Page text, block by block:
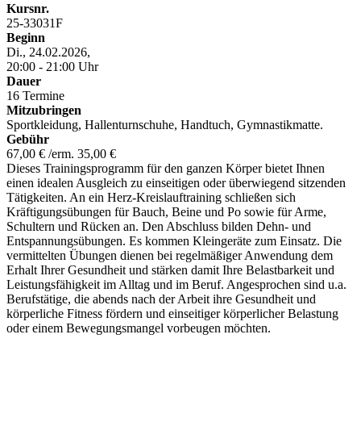
Kursnr.
25-33031F
Beginn
Di., 24.02.2026,
20:00 - 21:00 Uhr
Dauer
16 Termine
Mitzubringen
Sportkleidung, Hallenturnschuhe, Handtuch, Gymnastikmatte.
Gebühr
67,00 € /erm. 35,00 €
Dieses Trainingsprogramm für den ganzen Körper bietet Ihnen
einen idealen Ausgleich zu einseitigen oder überwiegend sitzenden
Tätigkeiten. An ein Herz-Kreislauftraining schließen sich
Kräftigungsübungen für Bauch, Beine und Po sowie für Arme,
Schultern und Rücken an. Den Abschluss bilden Dehn- und
Entspannungsübungen. Es kommen Kleingeräte zum Einsatz. Die
vermittelten Übungen dienen bei regelmäßiger Anwendung dem
Erhalt Ihrer Gesundheit und stärken damit Ihre Belastbarkeit und
Leistungsfähigkeit im Alltag und im Beruf. Angesprochen sind u.a.
Berufstätige, die abends nach der Arbeit ihre Gesundheit und
körperliche Fitness fördern und einseitiger körperlicher Belastung
oder einem Bewegungsmangel vorbeugen möchten.